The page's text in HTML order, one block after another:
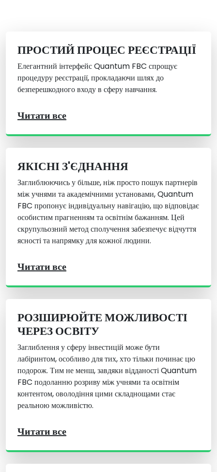
ПРОСТИЙ ПРОЦЕС РЕЄСТРАЦІЇ
Елегантний інтерфейс Quantum FBC спрощує
процедуру реєстрації, прокладаючи шлях до
безперешкодного входу в сферу навчання.
Читати все
ЯКІСНІ З'ЄДНАННЯ
Заглиблюючись у більше, ніж просто пошук партнерів
між учнями та академічними установами, Quantum
FBC пропонує індивідуальну навігацію, що відповідає
особистим прагненням та освітнім бажанням. Цей
скрупульозний метод сполучення забезпечує відчуття
ясності та напрямку для кожної людини.
Читати все
РОЗШИРЮЙТЕ МОЖЛИВОСТІ
ЧЕРЕЗ ОСВІТУ
Заглиблення у сферу інвестицій може бути
лабіринтом, особливо для тих, хто тільки починає цю
подорож. Тим не менш, завдяки відданості Quantum
FBC подоланню розриву між учнями та освітнім
контентом, оволодіння цими складнощами стає
реальною можливістю.
Читати все